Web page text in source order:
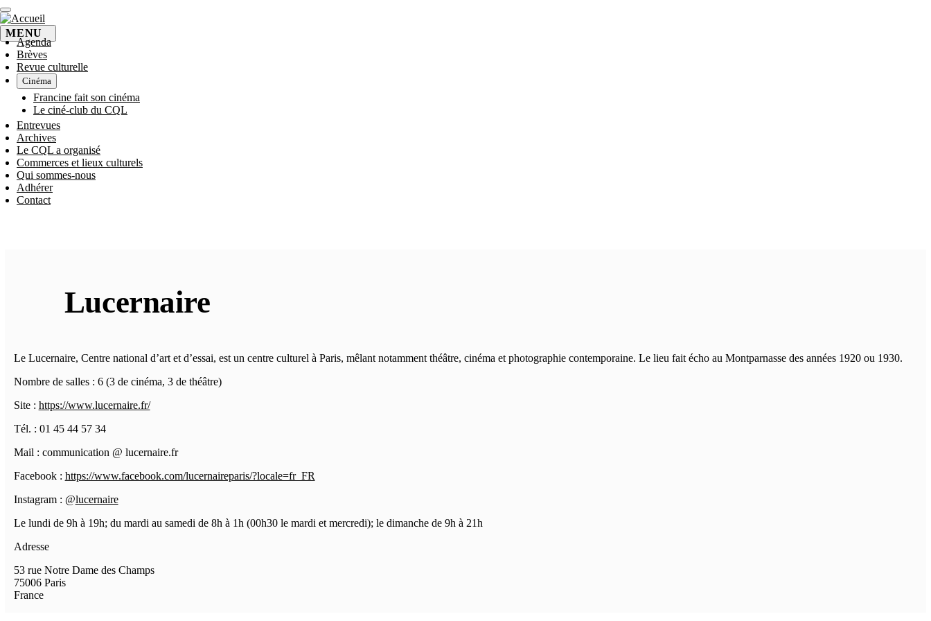
Aller
au
contenu
principal
MENU
NAVIGATION
PRINCIPALE
Agenda
Brèves
Revue culturelle
Cinéma
Francine fait son cinéma
Le ciné-club du CQL
Entrevues
Archives
Le CQL a organisé
Commerces et lieux culturels
Qui sommes-nous
Adhérer
Contact
Lucernaire
Le Lucernaire, Centre national d’art et d’essai, est un centre culturel à Paris, mêlant notamment théâtre, cinéma et photographie contemporaine. Le lieu fait écho au Montparnasse des années 1920 ou 1930.
Nombre de salles : 6 (3 de cinéma, 3 de théâtre)
Site : https://www.lucernaire.fr/
Tél. : 01 45 44 57 34
Mail : communication @ lucernaire.fr
Facebook : https://www.facebook.com/lucernaireparis/?locale=fr_FR
Instagram : @lucernaire
Le lundi de 9h à 19h; du mardi au samedi de 8h à 1h (00h30 le mardi et mercredi); le dimanche de 9h à 21h
Adresse
53 rue Notre Dame des Champs
75006 Paris
France